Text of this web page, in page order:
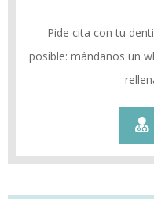
Pide cita con tu
posible: mándanos un